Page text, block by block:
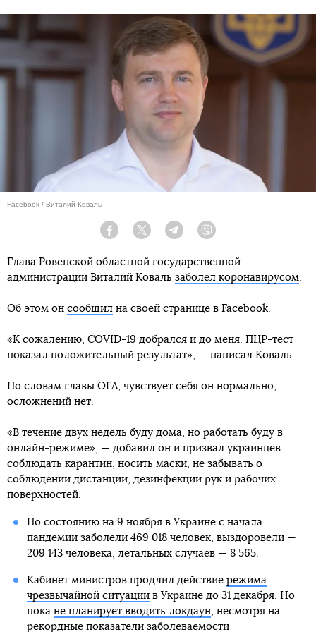
Facebook / Виталий Коваль
Facebook Twitter Telegram
Глава Ровенской областной государственной
администрации Виталий Коваль заболел коронавирусом.
Об этом он сообщил на своей странице в Facebook.
«К сожалению, COVID-19 добрался и до меня. ПЦР-тест
показал положительный результат», — написал Коваль.
По словам главы ОГА, чувствует себя он нормально,
осложнений нет.
«В течение двух недель буду дома, но работать буду в
онлайн-режиме», — добавил он и призвал украинцев
соблюдать карантин, носить маски, не забывать о
соблюдении дистанции, дезинфекции рук и рабочих
поверхностей.
По состоянию на 9 ноября в Украине с начала
пандемии заболели 469 018 человек, выздоровели —
209 143 человека, летальных случаев — 8 565.
Кабинет министров продлил действие режима
чрезвычайной ситуациив Украине до 31 декабря. Но
пока не планирует вводить локдаун, несмотря на
рекордные показатели заболеваемости